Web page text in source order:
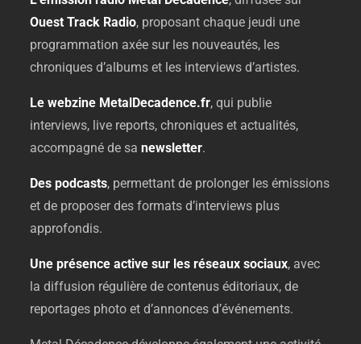
OuestTrack Radio, proposantchaque jeudi une
programmation axée sur les nouveautés, les
chroniquesd’albumset les interviewsd’artistes.
Lewebzine MetalDecadence.fr,qui publie
interviews, live reports,chroniqueset actualités,
accompagnéde sanewsletter.
Despodcasts, permettantde prolonger lesémissions
etde proposerdesformatsd’interviews plus
approfondis.
Uneprésenceactivesur lesréseauxsociaux, avec
ladiffusion régulièredecontenuséditoriaux,de
reportages photoetd’annoncesd’événements.